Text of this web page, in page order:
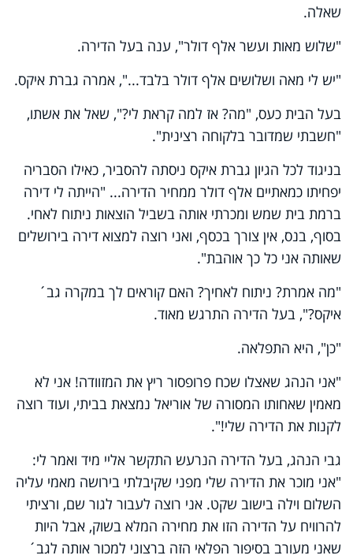
שאלה.
"שלוש מאות ועשר אלף דולר", ענה בעל הדירה.
"יש לי מאה ושלושים אלף דולר בלבד...", אמרה גברת איקס.
בעל הבית כעס, "מה? אז למה קראת לי?", שאל את אשתו,
"חשבתי שמדובר בלקוחה רצינית".
בניגוד לכל הגיון גברת איקס ניסתה להסביר, כאילו הסבריה
יפחיתו כמאתיים אלף דולר ממחיר הדירה... "הייתה לי דירה
ברמת בית שמש ומכרתי אותה בשביל הוצאות ניתוח לאחי.
בסוף, בנס, אין צורך בכסף, ואני רוצה למצוא דירה בירושלים
שאותה אני כל כך אוהבת".
"מה אמרת? ניתוח לאחיך? האם קוראים לך במקרה גב´
איקס?", בעל הדירה התרגש מאוד.
"כן", היא התפלאה.
"אני הנהג שאצלו שכח פרופסור ריץ את המזוודה! אני לא
מאמין שאחותו המסורה של אוריאל נמצאת בביתי, ועוד רוצה
לקנות את הדירה שלי!".
גבי הנהג, בעל הדירה הנרעש התקשר אליי מיד ואמר לי:
"אני מוכר את הדירה שלי מפני שקיבלתי בירושה מאמי עליה
השלום וילה בישוב שקט. אני רוצה לעבור לגור שם, ורציתי
להרוויח על הדירה הזו את מחירה המלא בשוק, אבל היות
שאני מעורב בסיפור הפלאי הזה ברצוני למכור אותה לגב´